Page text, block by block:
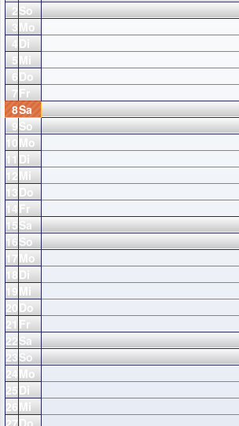
2So
3 Mo
4 Di
5 Mi
6 Do
7 Fr
8Sa
9So
10 Mo
11 Di
12 Mi
13 Do
14 Fr
15Sa
16So
17 Mo
18 Di
19 Mi
20 Do
21 Fr
22Sa
23So
24 Mo
25 Di
26 Mi